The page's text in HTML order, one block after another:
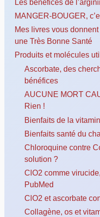
Les bénéfices de
MANGER-BOUGER,
Mes livres vous
une Très Bonne Santé
Produits et molécules
Ascorbate, des
bénéfices
AUCUNE MORT
Rien !
Bienfaits de la
Bienfaits santé du
Chloroquine contre
solution ?
ClO2 comme
PubMed
ClO2 et ascorbate
Collagène, os et